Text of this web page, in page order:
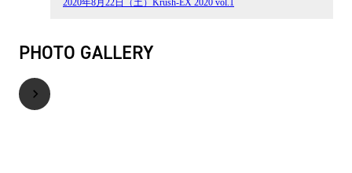
2020年8月22日（土）Krush-EX 2020 vol.1
PHOTO GALLERY